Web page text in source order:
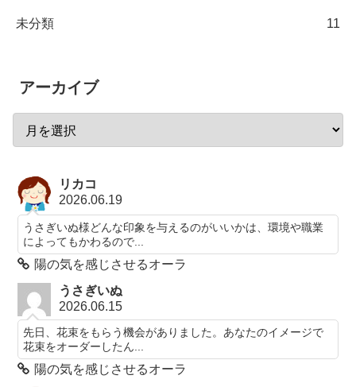
未分類 11
アーカイブ
リカコ
2026.06.19
うさぎいぬ様どんな印象を与えるのがいいかは、環境や職業
によってもかわるので...
陽の気を感じさせるオーラ
うさぎいぬ
2026.06.15
先日、花束をもらう機会がありました。あなたのイメージで
花束をオーダーしたん...
陽の気を感じさせるオーラ